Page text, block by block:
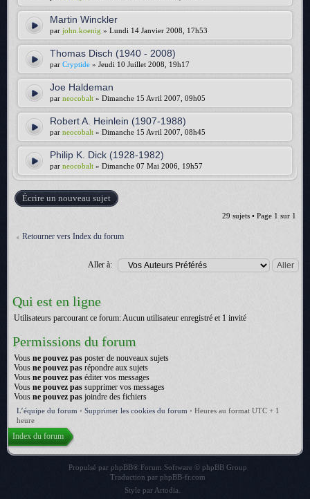
Martin Winckler
par john.koenig » Lundi 14 Janvier 2008, 17h53
Thomas Disch (1940 - 2008)
par Cryptide » Jeudi 10 Juillet 2008, 19h17
Joe Haldeman
par neocobalt » Dimanche 15 Avril 2007, 09h05
Robert A. Heinlein (1907-1988)
par neocobalt » Dimanche 15 Avril 2007, 08h45
Philip K. Dick (1928-1982)
par neocobalt » Dimanche 07 Mai 2006, 19h57
Écrire un nouveau sujet
29 sujets • Page 1 sur 1
Retourner vers Index du forum
Aller à:
Qui est en ligne
Utilisateurs parcourant ce forum: Aucun utilisateur enregistré et 1 invité
Permissions du forum
Vous ne pouvez pas poster de nouveaux sujets
Vous ne pouvez pas répondre aux sujets
Vous ne pouvez pas éditer vos messages
Vous ne pouvez pas supprimer vos messages
Vous ne pouvez pas joindre des fichiers
L’équipe du forum • Supprimer les cookies du forum • Heures au format UTC + 1
heure
Index du forum
Propulsé par phpBB® Forum Software © phpBB Group
Traduction par phpBB-fr.com
Style par Artodia